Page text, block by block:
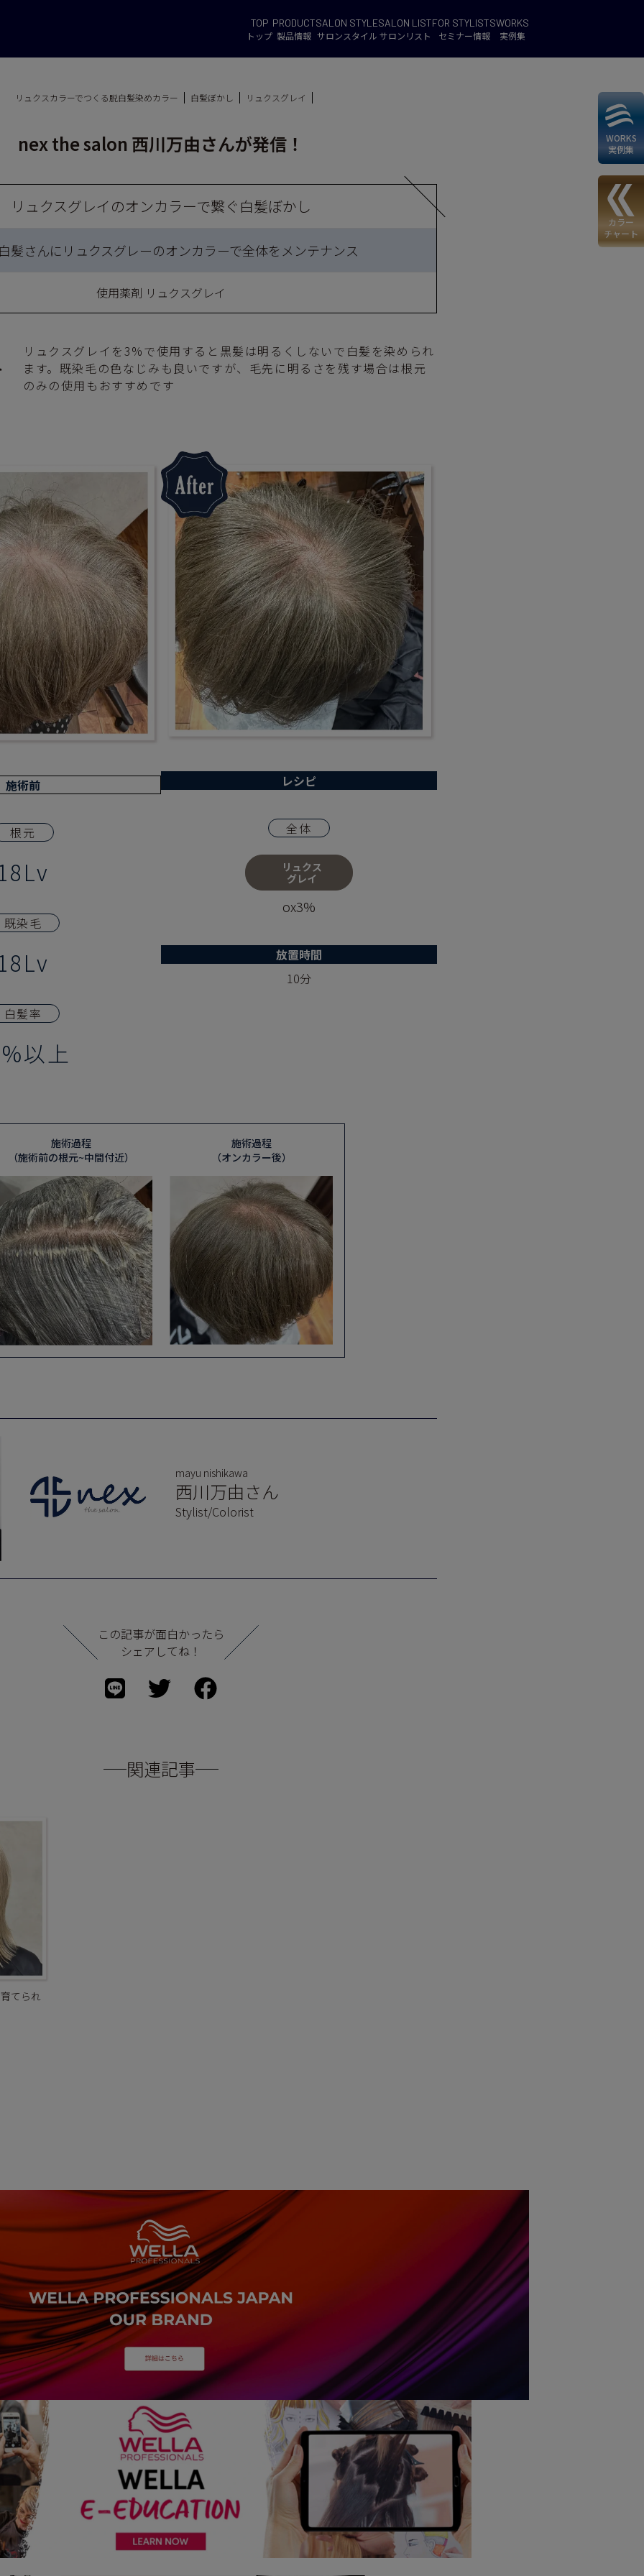
TOP
トップ
PRODUCT
製品情報
SALON STYLE
サロンスタイル
SALON LIST
サロンリスト
FOR STYLISTS
セミナー情報
WORKS
実例集
リュクスカラーでつくる脱白髪染めカラー 白髪ぼかし リュクスグレイ
nex the salon 西川万由さんが発信！
リュクスグレイのオンカラーで繋ぐ白髪ぼかし
髪さんにリュクスグレーのオンカラーで全体をメンテナンス
使用薬剤 リュクスグレイ
リュクスグレイを3%で使用すると黒髪は明るくしないで白髪を染められ
ます。既染毛の色なじみも良いですが、毛先に明るさを残す場合は根元
のみの使用もおすすめです
施術前
根元
既染毛
白髪率
以上
レシピ
全体
リュクス
グレイ
ox3%
放置時間
10分
施術過程
（施術前の根元~中間付近）
施術過程
（オンカラー後）
mayu nishikawa
西川万由さん
Stylist/Colorist
この記事が面白かったら
シェアしてね！
関連記事
てられ
WORKS
実例集
カラー
チャート